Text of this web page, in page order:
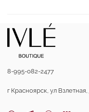
8-995-082-2477
г Красноярск, ул